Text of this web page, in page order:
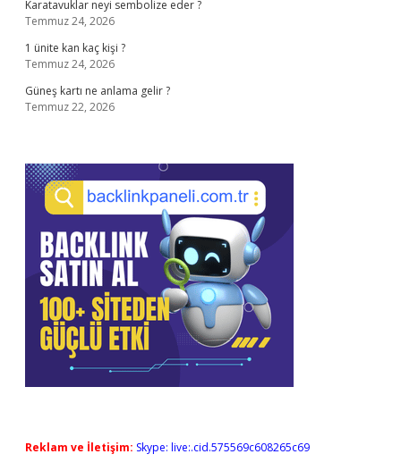
Karatavuklar neyi sembolize eder ?
Temmuz 24, 2026
1 ünite kan kaç kişi ?
Temmuz 24, 2026
Güneş kartı ne anlama gelir ?
Temmuz 22, 2026
Reklam ve İletişim: Skype: live:.cid.575569c608265c69